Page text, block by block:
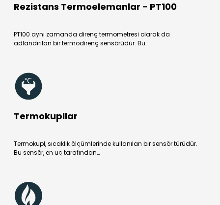
Rezistans Termoelemanlar - PT100
PT100 aynı zamanda direnç termometresi olarak da
adlandırılan bir termodirenç sensörüdür. Bu…
Termokupllar
Termokupl, sıcaklık ölçümlerinde kullanılan bir sensör türüdür.
Bu sensör, en uç tarafından…